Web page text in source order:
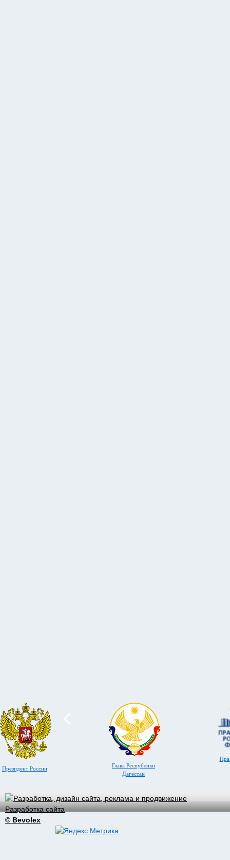
Президент России
Глава Республики
Дагестан
Разработка сайта
© Bevolex